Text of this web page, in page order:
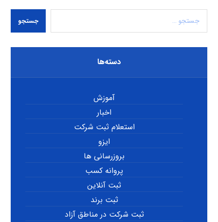
جستجو
دسته‌ها
آموزش
اخبار
استعلام ثبت شرکت
ایزو
بروزرسانی ها
پروانه کسب
ثبت آنلاین
ثبت برند
ثبت شرکت در مناطق آزاد